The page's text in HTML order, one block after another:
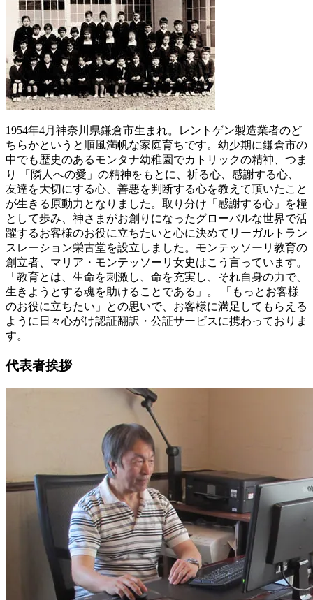
1954年4月神奈川県鎌倉市生まれ。レントゲン製造業者のど
ちらかというと順風満帆な家庭育ちです。幼少期に鎌倉市の
中でも歴史のあるモンタナ幼稚園でカトリックの精神、つま
り 「隣人への愛」の精神をもとに、祈る心、感謝する心、
友達を大切にする心、善悪を判断する心を教えて頂いたこと
が生きる原動力となりました。取り分け「感謝する心」を糧
として歩み、神さまがお創りになったグローバルな世界で活
躍するお客様のお役に立ちたいと心に決めてリーガルトラン
スレーション栄古堂を設立しました。モンテッソーリ教育の
創立者、マリア・モンテッソーリ女史はこう言っています。
「教育とは、生命を刺激し、命を充実し、それ自身の力で、
生きようとする魂を助けることである」。 「もっとお客様
のお役に立ちたい」との思いで、お客様に満足してもらえる
ように日々心がけ認証翻訳・公証サービスに携わっておりま
す。
代表者挨拶